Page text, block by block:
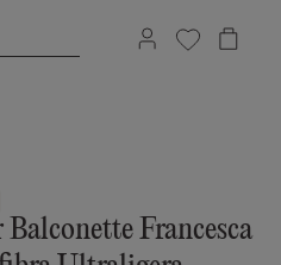
Balconette Francesca